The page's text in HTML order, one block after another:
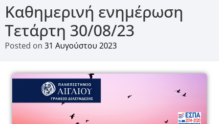
Καθημερινή ενημέρωση
Τετάρτη 30/08/23
Posted on 31 Αυγούστου 2023